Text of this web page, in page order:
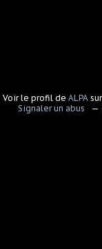
Voir le profil de ALPA
Signaler un abus